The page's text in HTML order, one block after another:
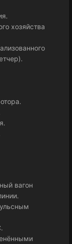
хозяйства
вагон